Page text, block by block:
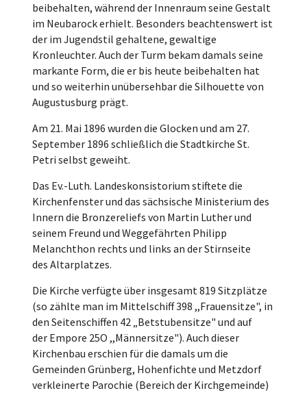
beibehalten, während der Innenraum seine Gestalt
im Neubarock erhielt. Besonders beachtenswert ist
der im Jugendstil gehaltene, gewaltige
Kronleuchter. Auch der Turm bekam damals seine
markante Form, die er bis heute beibehalten hat
und so weiterhin unübersehbar die Silhouette von
Augustusburg prägt.
Am 21. Mai 1896 wurden die Glocken und am 27.
September 1896 schließlich die Stadtkirche St.
Petri selbst geweiht.
Das Ev.-Luth. Landeskonsistorium stiftete die
Kirchenfenster und das sächsische Ministerium des
Innern die Bronzereliefs von Martin Luther und
seinem Freund und Weggefährten Philipp
Melanchthon rechts und links an der Stirnseite
des Altarplatzes.
Die Kirche verfügte über insgesamt 819 Sitzplätze
(so zählte man im Mittelschiff 398 ,,Frauensitze", in
den Seitenschiffen 42 „Betstubensitze" und auf
der Empore 25O ,,Männersitze"). Auch dieser
Kirchenbau erschien für die damals um die
Gemeinden Grünberg, Hohenfichte und Metzdorf
verkleinerte Parochie (Bereich der Kirchgemeinde)